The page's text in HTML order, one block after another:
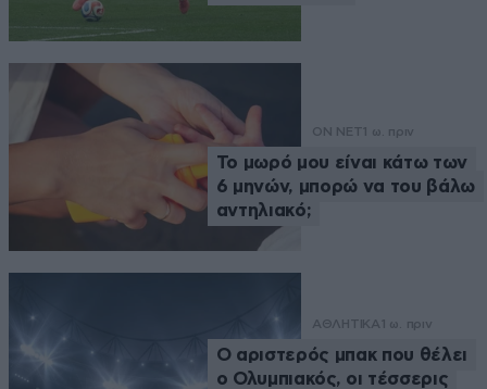
ON NET 1 ω. πριν
Το μωρό μου είναι κάτω των
6 μηνών, μπορώ να του βάλω
αντηλιακό;
ΑΘΛΗΤΙΚΑ 1 ω. πριν
Ο αριστερός μπακ που θέλει
ο Ολυμπιακός, οι τέσσερις